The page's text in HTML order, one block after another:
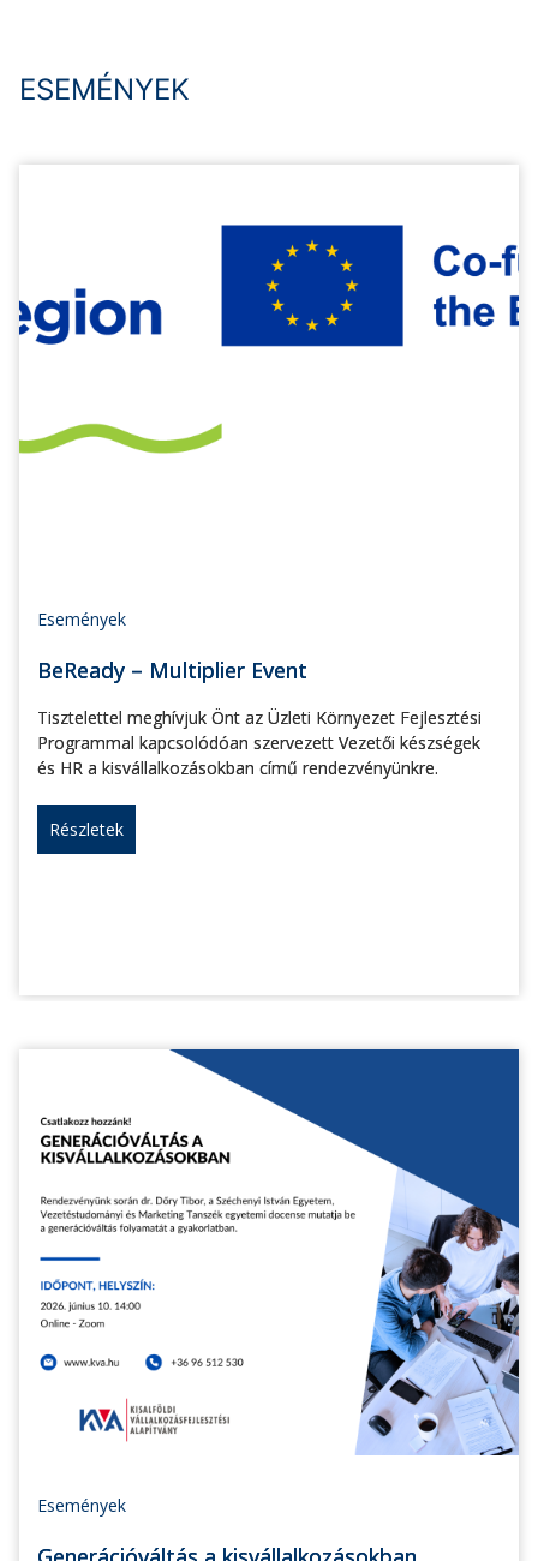
ESEMÉNYEK
Események
BeReady – Multiplier Event
Tisztelettel meghívjuk Önt az Üzleti Környezet Fejlesztési
Programmal kapcsolódóan szervezett Vezetői készségek
és HR a kisvállalkozásokban című rendezvényünkre.
Részletek
Események